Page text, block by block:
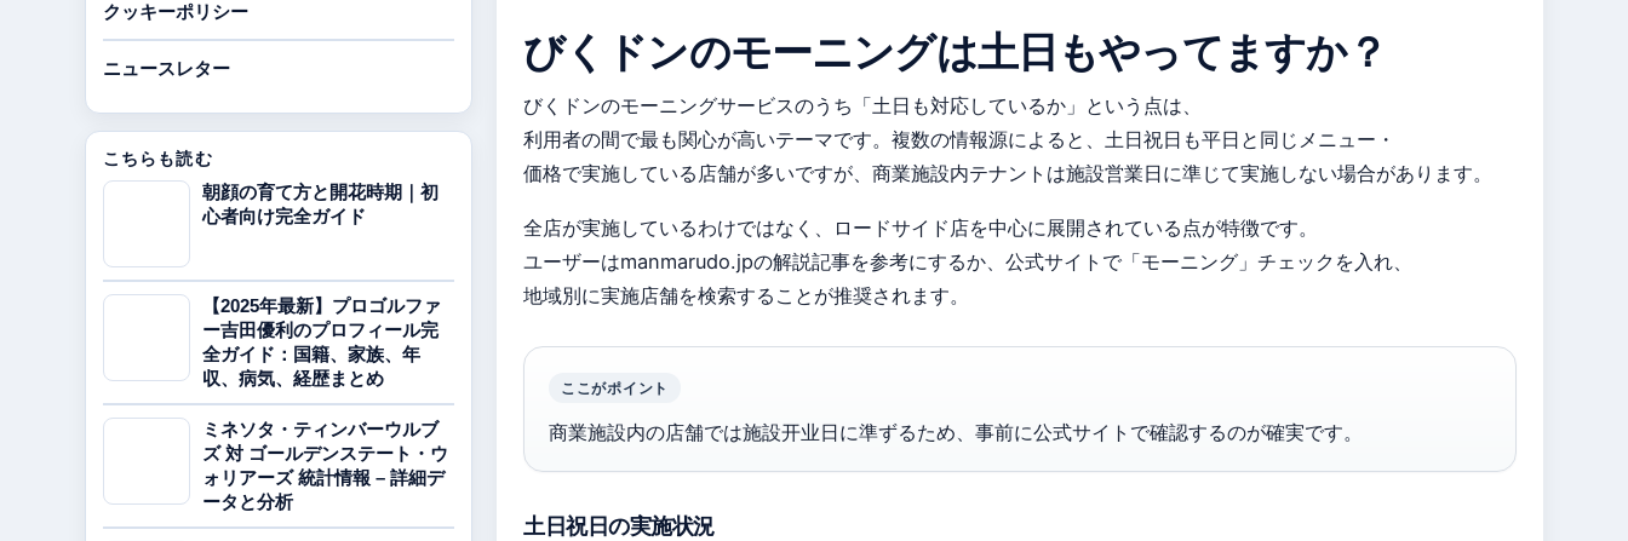
びくドンのモーニングは土日もやってますか？
びくドンのモーニングサービスのうち「土日も対応しているか」という点は、
利用者の間で最も関心が高いテーマです。複数の情報源によると、土日祝日も平日と同じメニュー・
価格で実施している店舗が多いですが、商業施設内テナントは施設営業日に準じて実施しない場合があります。
全店が実施しているわけではなく、ロードサイド店を中心に展開されている点が特徴です。
ユーザーはmanmarudo.jpの解説記事を参考にするか、公式サイトで「モーニング」チェックを入れ、
地域別に実施店舗を検索することが推奨されます。
ここがポイント
商業施設内の店舗では施設开业日に準ずるため、事前に公式サイトで確認するのが確実です。
土日祝日の実施状況
クッキーポリシー
ニュースレター
こちらも読む
朝顔の育て方と開花時期｜初
心者向け完全ガイド
【2025年最新】プロゴルファ
ー吉田優利のプロフィール完
全ガイド：国籍、家族、年
収、病気、経歴まとめ
ミネソタ・ティンバーウルブ
ズ 対 ゴールデンステート・ウ
ォリアーズ 統計情報 – 詳細デ
ータと分析